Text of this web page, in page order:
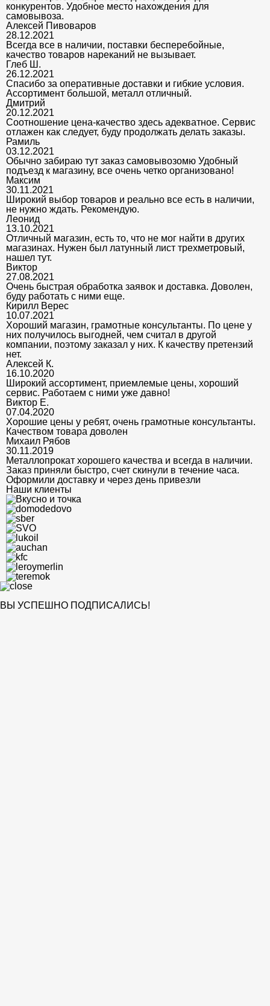
конкурентов. Удобное место нахождения для
самовывоза.
Алексей Пивоваров
28.12.2021
Всегда все в наличии, поставки бесперебойные,
качество товаров нареканий не вызывает.
Глеб Ш.
26.12.2021
Спасибо за оперативные доставки и гибкие условия.
Ассортимент большой, металл отличный.
Дмитрий
20.12.2021
Соотношение цена-качество здесь адекватное. Сервис
отлажен как следует, буду продолжать делать заказы.
Рамиль
03.12.2021
Обычно забираю тут заказ самовывозомю Удобный
подъезд к магазину, все очень четко организовано!
Максим
30.11.2021
Широкий выбор товаров и реально все есть в наличии,
не нужно ждать. Рекомендую.
Леонид
13.10.2021
Отличный магазин, есть то, что не мог найти в других
магазинах. Нужен был латунный лист трехметровый,
нашел тут.
Виктор
27.08.2021
Очень быстрая обработка заявок и доставка. Доволен,
буду работать с ними еще.
Кирилл Верес
10.07.2021
Хороший магазин, грамотные консультанты. По цене у
них получилось выгодней, чем считал в другой
компании, поэтому заказал у них. К качеству претензий
нет.
Алексей К.
16.10.2020
Широкий ассортимент, приемлемые цены, хороший
сервис. Работаем с ними уже давно!
Виктор Е.
07.04.2020
Хорошие цены у ребят, очень грамотные консультанты.
Качеством товара доволен
Михаил Рябов
30.11.2019
Металлопрокат хорошего качества и всегда в наличии.
Заказ приняли быстро, счет скинули в течение часа.
Оформили доставку и через день привезли
Наши клиенты
ВЫ УСПЕШНО ПОДПИСАЛИСЬ!